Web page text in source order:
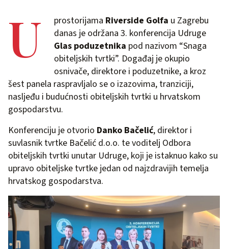
U prostorijama Riverside Golfa u Zagrebu
danas je održana 3. konferencija Udruge
Glas poduzetnika pod nazivom “Snaga
obiteljskih tvrtki”. Događaj je okupio
osnivače, direktore i poduzetnike, a kroz
šest panela raspravljalo se o izazovima, tranziciji,
nasljeđu i budućnosti obiteljskih tvrtki u hrvatskom
gospodarstvu.
Konferenciju je otvorio Danko Bačelić, direktor i
suvlasnik tvrtke Bačelić d.o.o. te voditelj Odbora
obiteljskih tvrtki unutar Udruge, koji je istaknuo kako su
upravo obiteljske tvrtke jedan od najzdravijih temelja
hrvatskog gospodarstva.